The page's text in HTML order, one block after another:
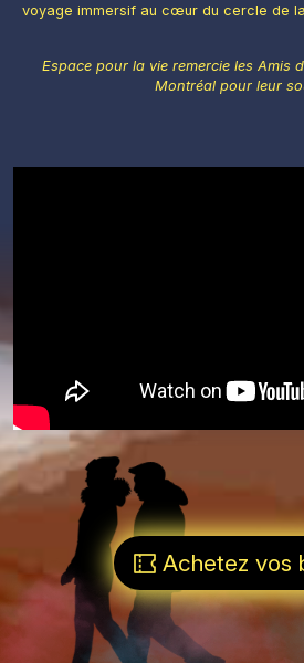
voyage immersif au cœur du cercle de
Espace pour la vie remercie les Amis
Montréal pour leur
Achetez vos